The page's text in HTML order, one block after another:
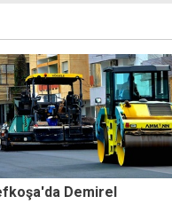
3 bin liralık ürün